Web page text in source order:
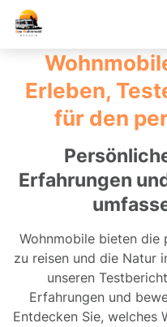
Erleben,
für den
Erfahrungen
Wohnmobile bieten
zu reisen und die Natur
unseren
Erfahrungen und
Entdecken Sie, welches